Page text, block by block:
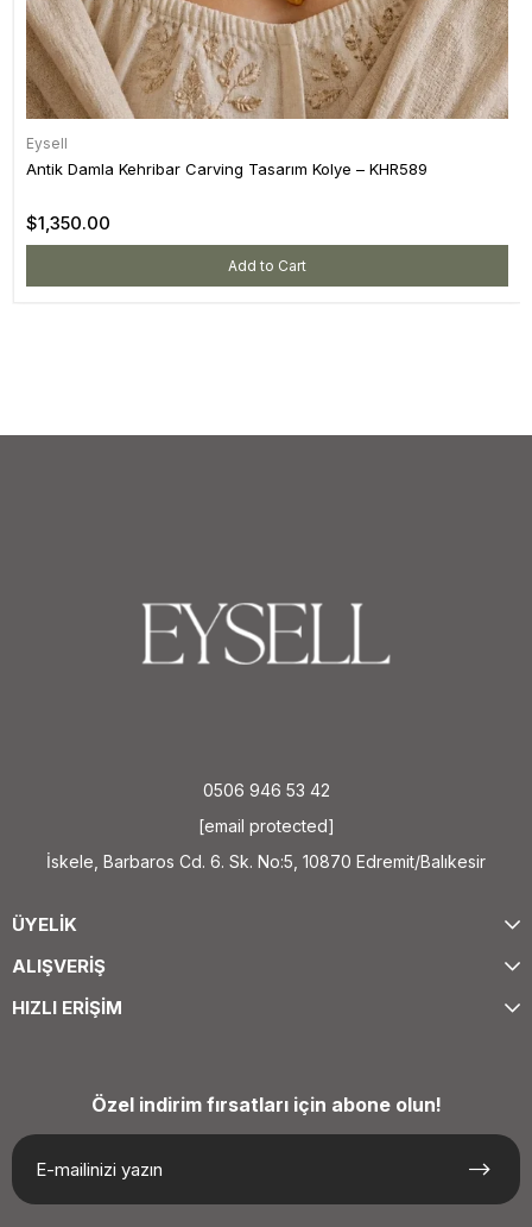
Eysell
Antik Damla Kehribar Carving Tasarım Kolye – KHR589
$1,350.00
Add to Cart
0506 946 53 42
[email protected]
İskele, Barbaros Cd. 6. Sk. No:5, 10870 Edremit/Balıkesir
ÜYELİK
ALIŞVERİŞ
HIZLI ERİŞİM
Özel indirim fırsatları için abone olun!